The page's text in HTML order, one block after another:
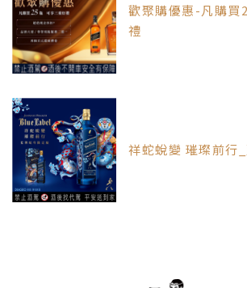
歡聚購優惠-凡購買
禮
祥蛇蛻變 璀璨前行